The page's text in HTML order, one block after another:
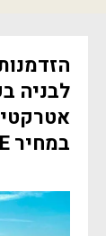
לבניה
במחיר PRESALE של 250,000 ₪ בלבד